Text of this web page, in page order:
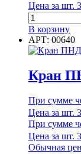
Цена за шт.
Количество
товара
Тройник
ПНД
40х40х40мм
В корзину
АРТ: 00640
Кран
При сумме
Цена за шт.
При сумме
Цена за шт.
Обычная